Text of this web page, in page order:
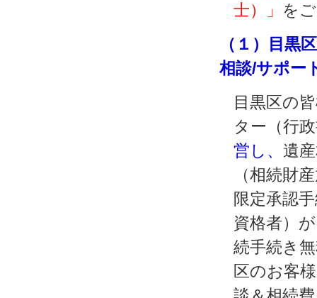
士）」 を
（１）目黒
相談/サポー
目黒区の
ター（行
営し、 遺
（相続財
限定承認
資格者）
続手続き
区のお客